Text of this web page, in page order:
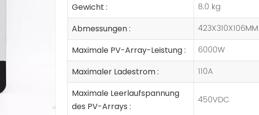
Gewicht : 8.0 kg
Abmessungen : 423X310X106MM
Maximale PV-Array-Leistung : 6000W
Maximaler Ladestrom : 110A
Maximale Leerlaufspannung
des PV-Arrays :
450VDC